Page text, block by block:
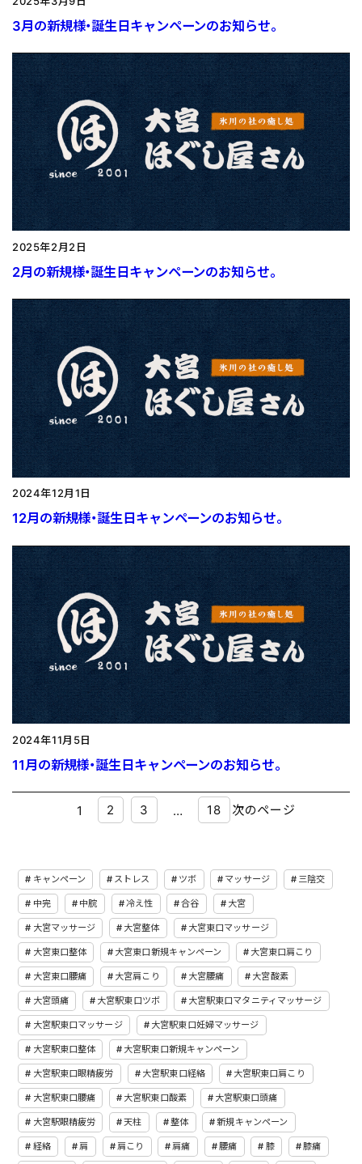
3月の新規様・誕生日キャンペーンのお知らせ。
2025年2月2日
2月の新規様・誕生日キャンペーンのお知らせ。
2024年12月1日
12月の新規様・誕生日キャンペーンのお知らせ。
2024年11月5日
11月の新規様・誕生日キャンペーンのお知らせ。
1 2 3 … 18 次のページ
キャンペーン ストレス ツボ マッサージ 三陰交
中完 中脘 冷え性 合谷 大宮
大宮マッサージ 大宮整体 大宮東口マッサージ
大宮東口整体 大宮東口新規キャンペーン 大宮東口肩こり
大宮東口腰痛 大宮肩こり 大宮腰痛 大宮酸素
大宮頭痛 大宮駅東口ツボ 大宮駅東口マタニティマッサージ
大宮駅東口マッサージ 大宮駅東口妊婦マッサージ
大宮駅東口整体 大宮駅東口新規キャンペーン
大宮駅東口眼精疲労 大宮駅東口経絡 大宮駅東口肩こり
大宮駅東口腰痛 大宮駅東口酸素 大宮駅東口頭痛
大宮駅眼精疲労 天柱 整体 新規キャンペーン
経絡 肩 肩こり 肩痛 腰痛 膝 膝痛